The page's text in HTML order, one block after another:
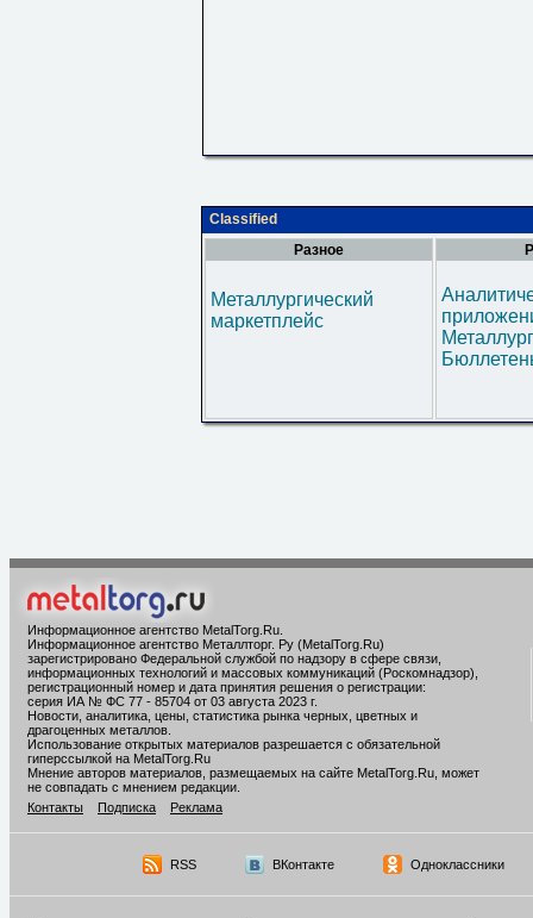
Classified
Разное
Металлургический
маркетплейс
Информационное агентство MetalTorg.Ru
Информационное агентство Металлторг. Ру (MetalTorg.Ru)
зарегистрировано Федеральной службой по надзору в сфере связи,
информационных технологий и массовых коммуникаций (Роскомнадзор),
регистрационный номер и дата принятия решения о регистрации:
серия ИА № ФС 77 - 85704 от 03 августа 2023 г.
Новости, аналитика, цены, статистика рынка черных, цветных и
драгоценных металлов.
Использование открытых материалов разрешается с обязательной
гиперссылкой на MetalTorg.Ru
Мнение авторов материалов, размещаемых на сайте MetalTorg.Ru, может
не совпадать с мнением редакции.
Контакты
Подписка Реклама
RSS ВКонтакте Одноклассники